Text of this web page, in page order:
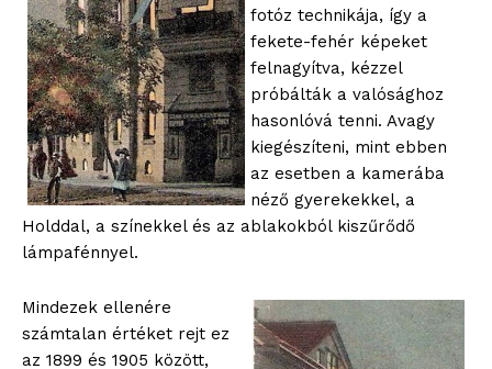
fotóz technikája, így a
fekete-fehér képeket
felnagyítva, kézzel
próbálták a valósághoz
hasonlóvá tenni. Avagy
kiegészíteni, mint ebben
az esetben a kamerába
néző gyerekekkel, a
Holddal, a színekkel és az ablakokból kiszűrődő
lámpafénnyel.
Mindezek ellenére
számtalan értéket rejt ez
az 1899 és 1905 között,